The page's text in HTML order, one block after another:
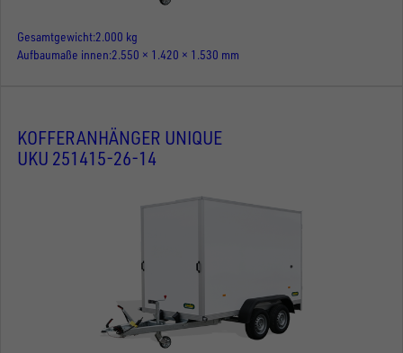
Gesamtgewicht 2.000 kg
Aufbaumaße innen 2.550 × 1.420 × 1.530 mm
KOFFERANHÄNGER UNIQUE
UKU 251415-26-14